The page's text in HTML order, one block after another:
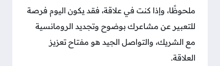
ملحوظًا، وإذا كنت في علاقة، فقد يكون اليوم فرصة
للتعبير عن مشاعرك بوضوح وتجديد الرومانسية
مع الشريك، والتواصل الجيد هو مفتاح تعزيز
العلاقة.